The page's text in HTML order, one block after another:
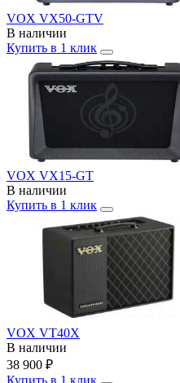
VOX VX50-GTV
В наличии
Купить в 1 клик
VOX VX15-GT
В наличии
Купить в 1 клик
VOX VT40X
В наличии
38 900 ₽
Купить в 1 клик